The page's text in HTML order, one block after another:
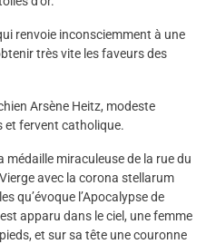
renvoie inconsciemment à une
très vite les faveurs des
Arsène Heitz, modeste
et fervent catholique.
médaille miraculeuse de la rue du
avec la corona stellarum
qu’évoque l’Apocalypse de
apparu dans le ciel, une femme
et sur sa tête une couronne